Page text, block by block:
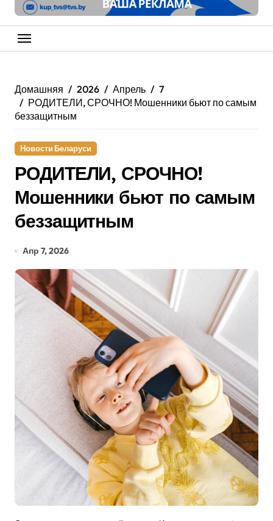
Домашняя 2026 Апрель
7
РОДИТЕЛИ, СРОЧНО! Мошенники бьют по самым
беззащитным
Новости Беларуси
РОДИТЕЛИ, СРОЧНО!
Мошенники бьют по самым
беззащитным
Апр 7, 2026